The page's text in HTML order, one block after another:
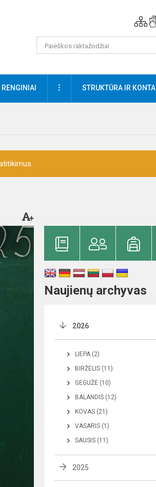
RENGINIAI DAUGIAUSTRUKTŪRA IR
Naujienų archyvas
2026
LIEPA (2)
BIRŽELIS (11)
GEGUŽĖ (10)
BALANDIS (12)
KOVAS (21)
VASARIS (1)
SAUSIS (11)
2025